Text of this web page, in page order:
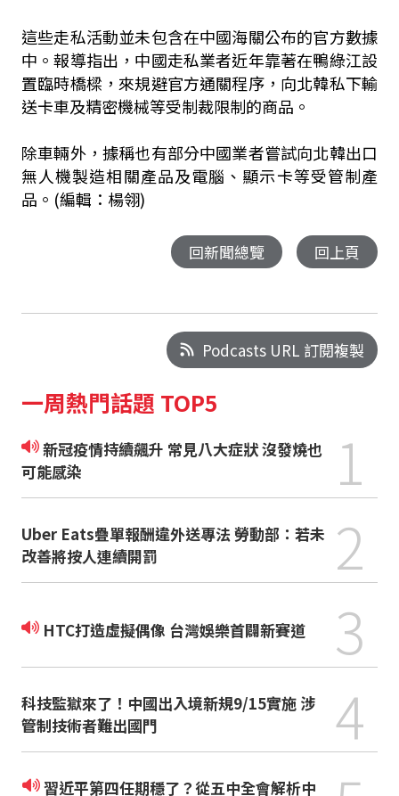
這些走私活動並未包含在中國海關公布的官方數據
中。報導指出，中國走私業者近年靠著在鴨綠江設
置臨時橋樑，來規避官方通關程序，向北韓私下輸
送卡車及精密機械等受制裁限制的商品。
除車輛外，據稱也有部分中國業者嘗試向北韓出口
無人機製造相關產品及電腦、顯示卡等受管制產
品。(編輯：楊翎)
回新聞總覽 回上頁
Podcasts URL 訂閱複製
一周熱門話題 TOP5
新冠疫情持續飆升 常見八大症狀 沒發燒也
可能感染
1
Uber Eats疊單報酬違外送專法 勞動部：若未
改善將按人連續開罰
2
HTC打造虛擬偶像 台灣娛樂首闢新賽道 3
科技監獄來了！中國出入境新規9/15實施 涉
管制技術者難出國門
4
習近平第四任期穩了？從五中全會解析中